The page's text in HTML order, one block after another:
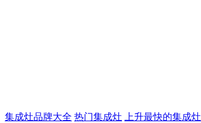
集成灶品牌大全 热门集成灶 上升最快的集成灶